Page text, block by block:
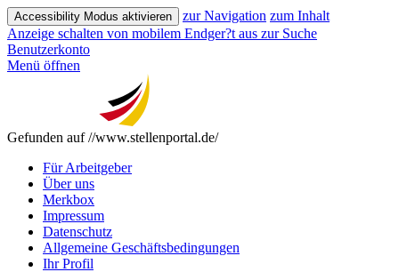
Accessibility Modus aktivieren zur Navigation zum Inhalt
Anzeige schalten von mobilem Endger?t aus zur Suche
Benutzerkonto
Menü öffnen
Gefunden auf //www.stellenportal.de/
Für Arbeitgeber
Über uns
Merkbox
Impressum
Datenschutz
Allgemeine Geschäftsbedingungen
Ihr Profil